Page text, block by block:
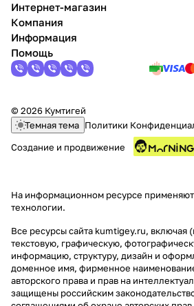
Интернет-магазин
Компания
Информация
Помощь
© 2026 Кумтигей
Темная тема Политики
Создание и продвижение
На информационном ресурсе
технологии.
Все ресурсы сайта kumtigey.ru, включая
текстовую, графическую,
информацию, структуру, дизайн и
доменное имя, фирменное
авторского права и прав на
защищены российским